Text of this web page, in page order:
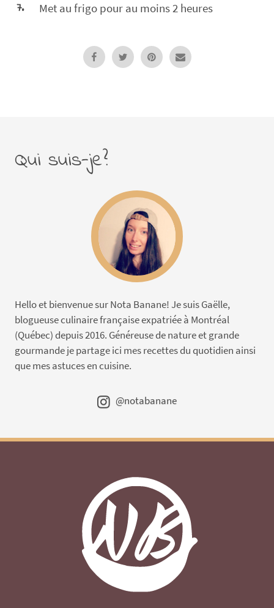
Met au frigo pour au moins 2 heures
Qui suis-je?
Hello et bienvenue sur Nota Banane! Je suis Gaëlle,
blogueuse culinaire française expatriée à Montréal
(Québec) depuis 2016. Généreuse de nature et grande
gourmande je partage ici mes recettes du quotidien ainsi
que mes astuces en cuisine.
@notabanane